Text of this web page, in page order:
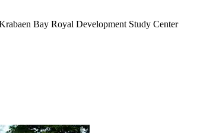
Bay Royal Development Study Center